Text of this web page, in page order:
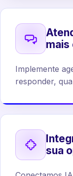
Implemente
responder,
sua